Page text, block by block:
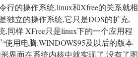
行的操作系统,linux和Xfree的关系就相
独立的操作系统,它只是DOS的扩充,
同样 XFree只是linux下的一个应用程
用电脑.WINDOWS95及以后的版本
界面在系统内核中就实现了,没有了图